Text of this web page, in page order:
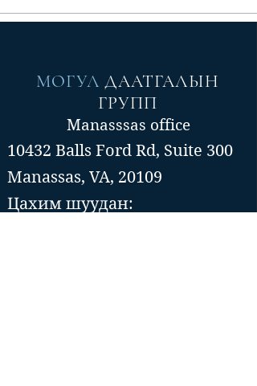
МОГУЛ ДААТГАЛЫН
ГРУПП
Manasssas office
10432 Balls Ford Rd, Suite 300
Manassas, VA, 20109
Цахим шуудан: